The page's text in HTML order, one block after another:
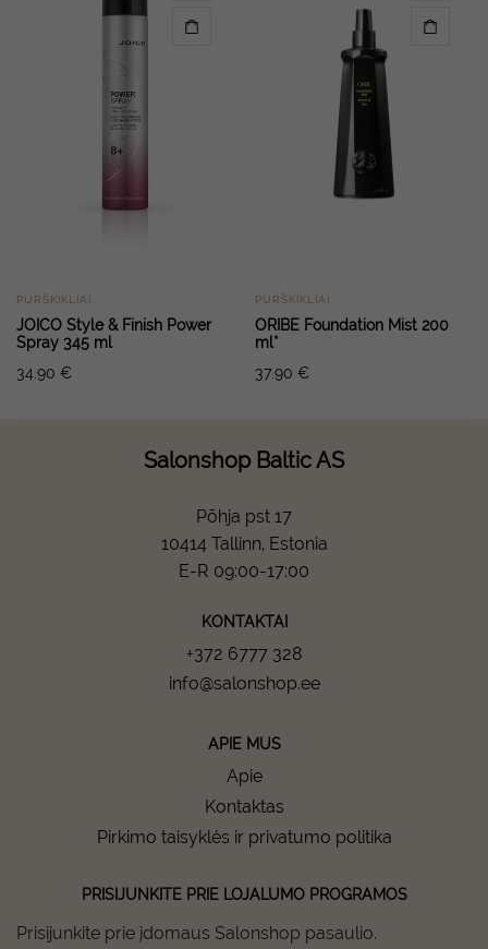
PURŠKIKLIAI
JOICO Style & Finish Power
Spray 345 ml
34.90 €
PURŠKIKLIAI
ORIBE Foundation Mist 200
ml*
37.90 €
Salonshop Baltic AS
Põhja pst 17
10414 Tallinn, Estonia
E-R 09:00-17:00
KONTAKTAI
+372 6777 328
info@salonshop.ee
APIE MUS
Apie
Kontaktas
Pirkimo taisyklės ir privatumo politika
PRISIJUNKITE PRIE LOJALUMO PROGRAMOS
Prisijunkite prie įdomaus Salonshop pasaulio.